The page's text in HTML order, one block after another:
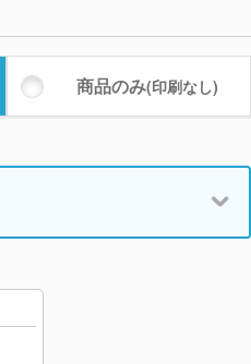
商品のみ(印刷なし)